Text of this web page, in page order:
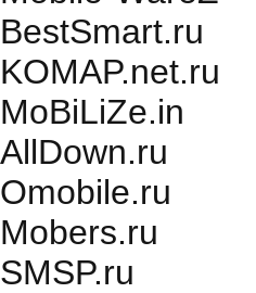
BestSmart.ru
KOMAP.net.ru
MoBiLiZe.in
AllDown.ru
Оmobile.ru
Mobers.ru
SMSP.ru